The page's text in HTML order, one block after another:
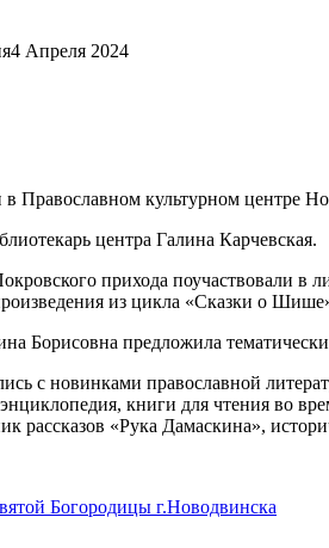
4 Апреля 2024
Православном культурном центре
центра Галина Карчевская.
прихода поучаствовали в
из цикла «Сказки о
Борисовна предложила
с новинками православной
книги для чтения во
рассказов «Рука Дамаскина»,
Богородицы г.Новодвинска